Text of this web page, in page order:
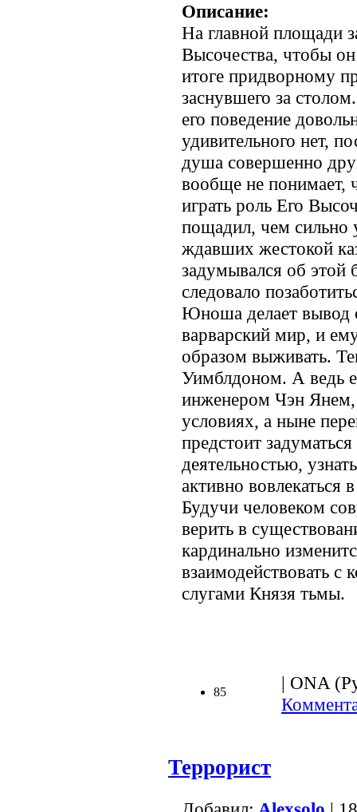
Описание:
На главной площади
Высочества, чтобы
итоге придворному
заснувшего за
его поведение
удивительного нет,
душа совершенно
вообще не понимает,
играть роль Его
пощадил, чем сильно
ждавших жестокой
задумывался об этой
следовало
Юноша делает вывод
варварский мир, и
образом выживать.
Уимблдоном. А ведь
инженером Чэн
условиях, а ныне
предстоит
деятельностью,
активно вовлекаться
Будучи человеком
верить в
кардинально
взаимодействовать с
слугами Князя тьмы.
85
| ONA
Террорист